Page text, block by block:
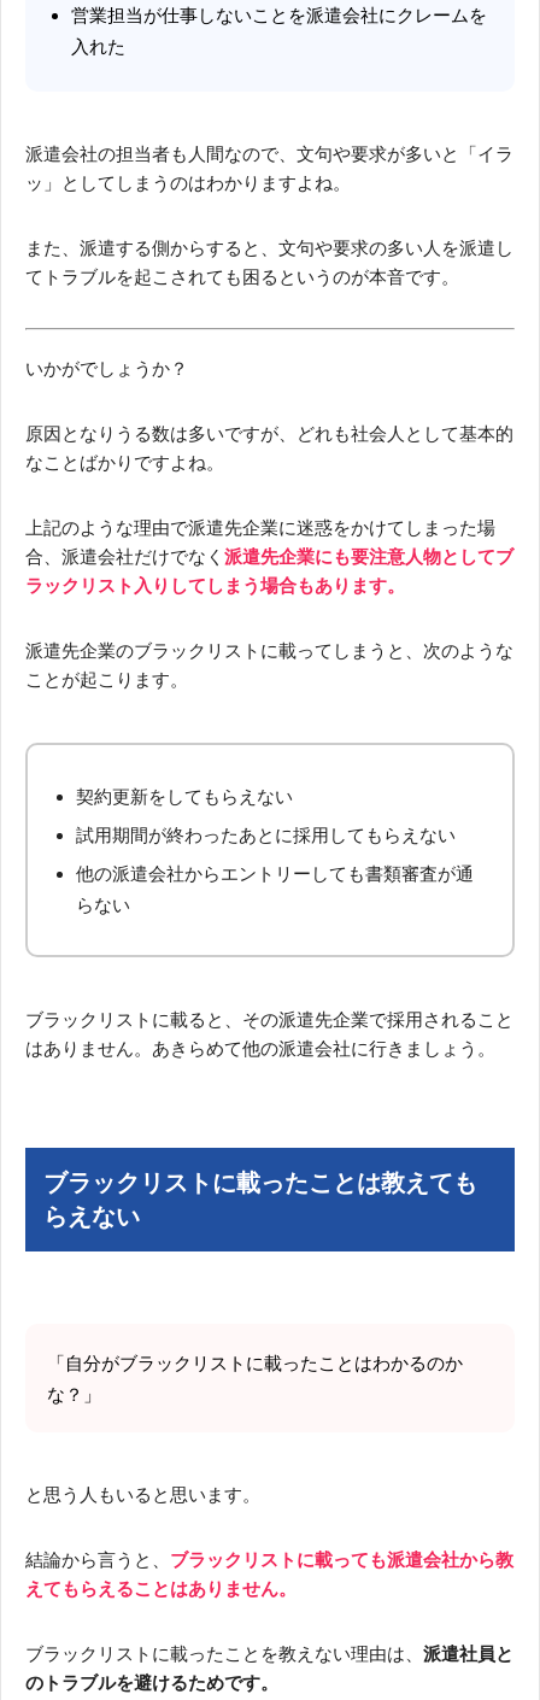
営業担当が仕事しないことを派遣会社にクレームを
入れた
派遣会社の担当者も人間なので、文句や要求が多いと「イラ
ッ」としてしまうのはわかりますよね。
また、派遣する側からすると、文句や要求の多い人を派遣し
てトラブルを起こされても困るというのが本音です。
いかがでしょうか？
原因となりうる数は多いですが、どれも社会人として基本的
なことばかりですよね。
上記のような理由で派遣先企業に迷惑をかけてしまった場
合、派遣会社だけでなく 派遣先企業にも要注意人物としてブ
ラックリスト入りしてしまう場合もあります。
派遣先企業のブラックリストに載ってしまうと、次のような
ことが起こります。
契約更新をしてもらえない
試用期間が終わったあとに採用してもらえない
他の派遣会社からエントリーしても書類審査が通
らない
ブラックリストに載ると、その派遣先企業で採用されること
はありません。あきらめて他の派遣会社に行きましょう。
ブラックリストに載ったことは教えても
らえない
「自分がブラックリストに載ったことはわかるのか
な？」
と思う人もいると思います。
結論から言うと、 ブラックリストに載っても派遣会社から教
えてもらえることはありません。
ブラックリストに載ったことを教えない理由は、 派遣社員と
のトラブルを避けるためです。